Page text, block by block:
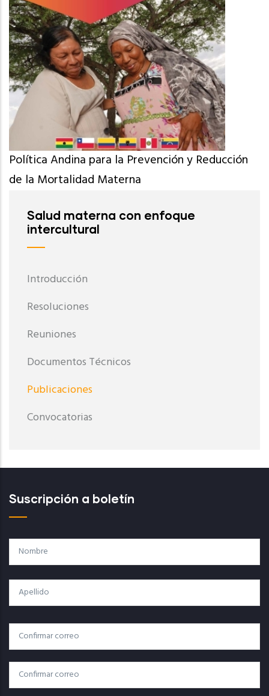
Política Andina para la Prevención y Reducción
de la Mortalidad Materna
Salud materna con enfoque
intercultural
Introducción
Resoluciones
Reuniones
Documentos Técnicos
Publicaciones
Convocatorias
Suscripción a boletín
Nombre
Apellido
Correo
Electrónico
Correo Electrónico
Confirmar Correo